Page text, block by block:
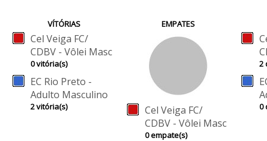
VÍTÓRIAS
Cel Veiga FC/
CDBV - Vôlei Masc
0 vitória(s)
EC Rio Preto -
Adulto Masculino
2 vitória(s)
EMPATES
Cel Veiga FC/
CDBV - Vôlei Masc
0 empate(s)
2
0